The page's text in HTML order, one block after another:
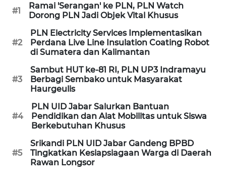
#1
Ramai 'Serangan' ke PLN, PLN Watch
Dorong PLN Jadi Objek Vital Khusus
#2
PLN Electricity Services Implementasikan
Perdana Live Line Insulation Coating Robot
di Sumatera dan Kalimantan
#3
Sambut HUT ke-81 RI, PLN UP3 Indramayu
Berbagi Sembako untuk Masyarakat
Haurgeulis
#4
PLN UID Jabar Salurkan Bantuan
Pendidikan dan Alat Mobilitas untuk Siswa
Berkebutuhan Khusus
#5
Srikandi PLN UID Jabar Gandeng BPBD
Tingkatkan Kesiapsiagaan Warga di Daerah
Rawan Longsor
MAJALENGKA
SUBANG
SUKABUMI
PURWAKARTA